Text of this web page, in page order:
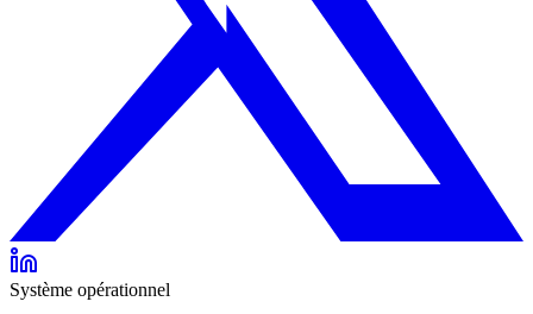
Système opérationnel